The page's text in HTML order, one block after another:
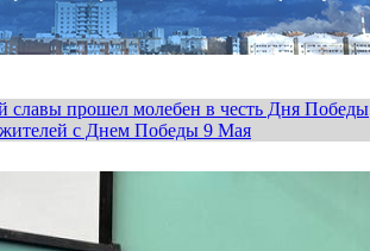
славы прошел молебен в честь Дня Победы
с Днем Победы 9 Мая